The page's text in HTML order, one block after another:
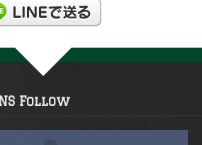
Follow